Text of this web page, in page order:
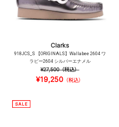
Clarks
918JCS_S 【ORIGINALS】Wallabee 2604 ワ
ラビー2604 シルバーエナメル
¥27,500（税込）
¥19,250 （税込）